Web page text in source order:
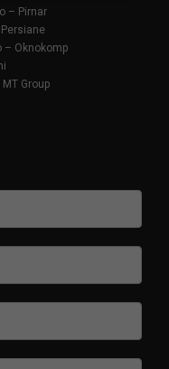
– Pirnar
– Oknokomp
Group